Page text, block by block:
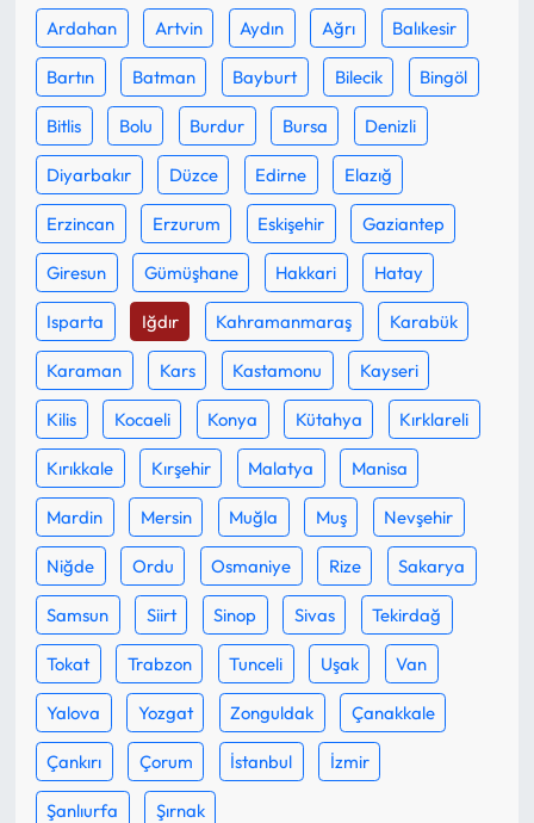
Ardahan Artvin Aydın Ağrı Balıkesir
Bartın Batman Bayburt Bilecik Bingöl
Bitlis Bolu Burdur Bursa Denizli
Diyarbakır Düzce Edirne Elazığ
Erzincan Erzurum Eskişehir Gaziantep
Giresun Gümüşhane Hakkari Hatay
Isparta Iğdır Kahramanmaraş Karabük
Karaman Kars Kastamonu Kayseri
Kilis Kocaeli Konya Kütahya Kırklareli
Kırıkkale Kırşehir Malatya Manisa
Mardin Mersin Muğla Muş Nevşehir
Niğde Ordu Osmaniye Rize Sakarya
Samsun Siirt Sinop Sivas Tekirdağ
Tokat Trabzon Tunceli Uşak Van
Yalova Yozgat Zonguldak Çanakkale
Çankırı Çorum İstanbul İzmir
Şanlıurfa Şırnak
Ekonomi
Sağlık
Turizm
Teknoloji